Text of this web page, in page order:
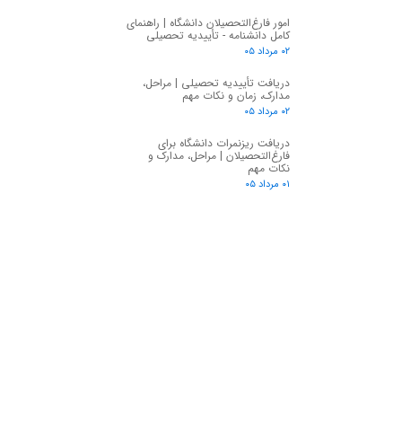
امور فارغ‌التحصیلان دانشگاه | راهنمای
کامل دانشنامه - تأییدیه تحصیلی
۰۲ مرداد ۰۵
دریافت تأییدیه تحصیلی | مراحل،
مدارک، زمان و نکات مهم
۰۲ مرداد ۰۵
دریافت ریزنمرات دانشگاه برای
فارغ‌التحصیلان | مراحل، مدارک و
نکات مهم
۰۱ مرداد ۰۵